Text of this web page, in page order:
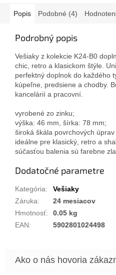
Popis Podobné (4)
Podrobný popis
Vešiaky z kolekcie K24-B0
chic, retro a klasickom štýle.
perfektný doplnok do každého
kúpeľne, predsiene a chodby.
kancelárií a pracovní.
vyrobené zo zinku;
výška: 46 mm, šírka: 78 mm;
široká škála povrchových úprav
ideálne pre klasický, retro a
súčasťou balenia sú farebne
Dodatočné parametre
Kategória:
Vešiaky
Záruka:
24 mesiacov
Hmotnosť:
0.05 kg
EAN: 5902801024498